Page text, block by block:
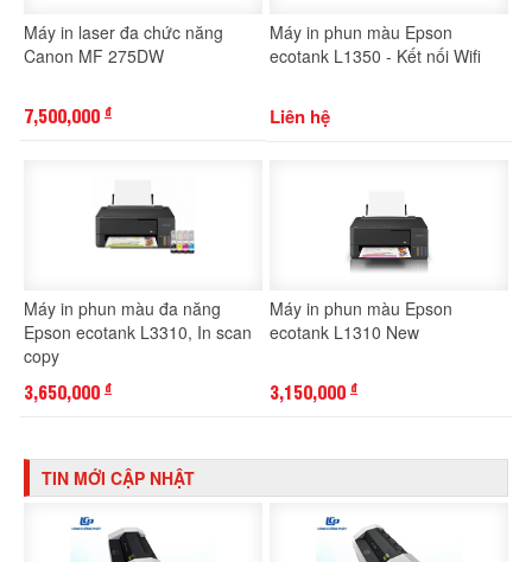
Máy in laser đa chức năng
Canon MF 275DW
7,500,000 đ
Máy in phun màu Epson
ecotank L1350 - Kết nối Wifi
Liên hệ
Máy in phun màu đa năng
Epson ecotank L3310, In scan
copy
3,650,000 đ
Máy in phun màu Epson
ecotank L1310 New
3,150,000 đ
TIN MỚI CẬP NHẬT